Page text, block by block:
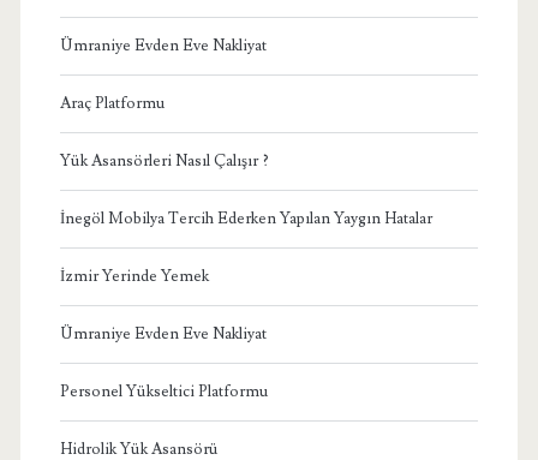
Ümraniye Evden Eve Nakliyat
Araç Platformu
Yük Asansörleri Nasıl Çalışır ?
İnegöl Mobilya Tercih Ederken Yapılan Yaygın Hatalar
İzmir Yerinde Yemek
Ümraniye Evden Eve Nakliyat
Personel Yükseltici Platformu
Hidrolik Yük Asansörü